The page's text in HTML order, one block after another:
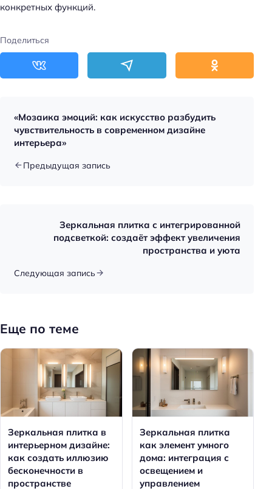
конкретных функций.
Поделиться
«Мозаика эмоций: как искусство разбудить
чувствительность в современном дизайне
интерьера»
Предыдущая запись
Зеркальная плитка с интегрированной
подсветкой: создаёт эффект увеличения
пространства и уюта
Следующая запись
Еще по теме
Зеркальная плитка в
интерьерном дизайне:
как создать иллюзию
бесконечности в
пространстве
Зеркальная плитка
как элемент умного
дома: интеграция с
освещением и
управлением